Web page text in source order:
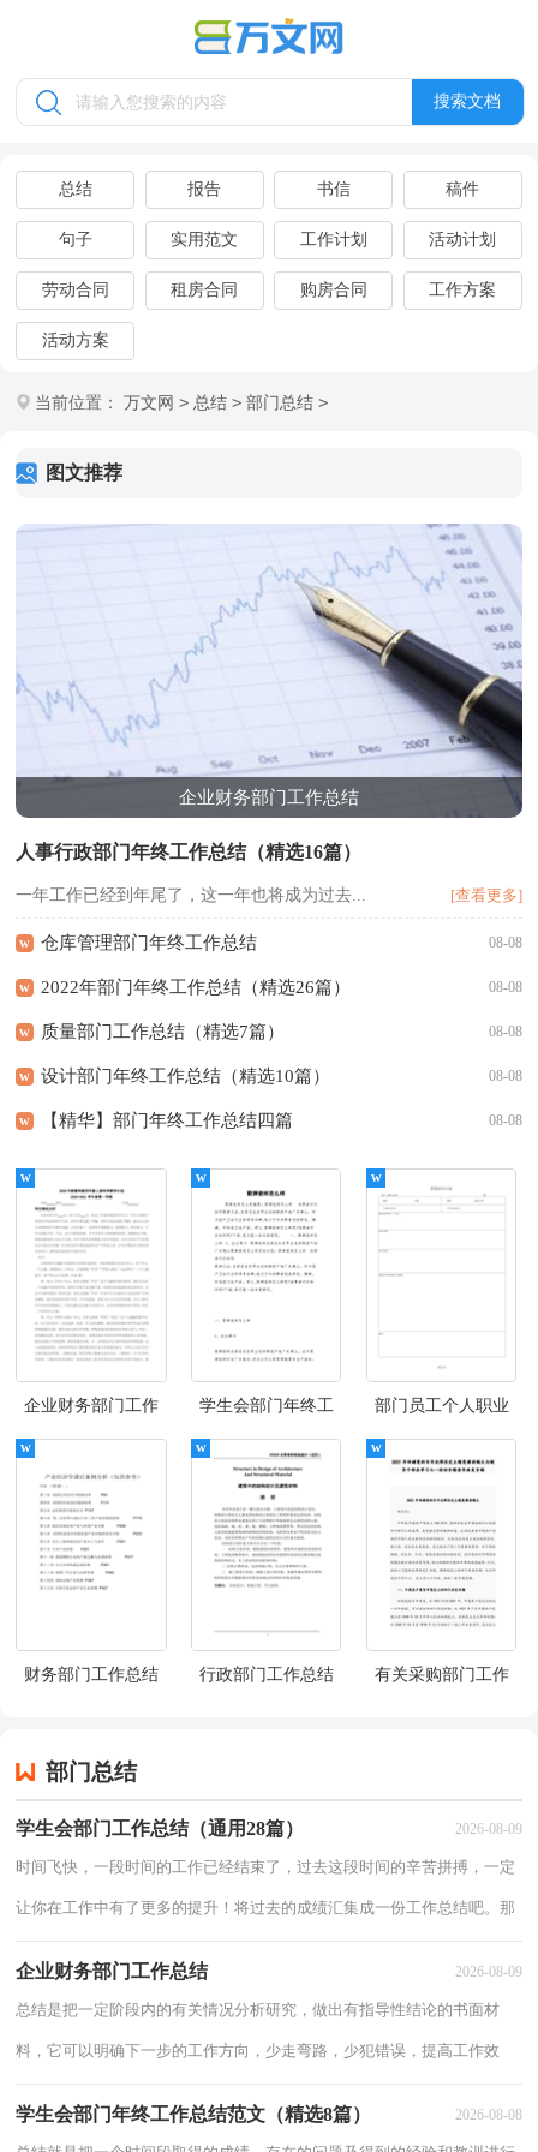
搜索文档
总结 报告 书信 稿件
句子 实用范文 工作计划 活动计划
劳动合同 租房合同 购房合同 工作方案
活动方案
当前位置： 万文网 > 总结 > 部门总结 >
图文推荐
企业财务部门工作总结
人事行政部门年终工作总结（精选16篇）
一年工作已经到年尾了，这一年也将成为过去... [查看更多]
w 仓库管理部门年终工作总结 08-08
w 2022年部门年终工作总结（精选26篇） 08-08
w 质量部门工作总结（精选7篇） 08-08
w 设计部门年终工作总结（精选10篇） 08-08
w 【精华】部门年终工作总结四篇 08-08
企业财务部门工作
总结
学生会部门年终工
作总结范文（精选8
篇）
部门员工个人职业
总结
财务部门工作总结
行政部门工作总结
有关采购部门工作
部门总结
学生会部门工作总结（通用28篇） 2026-08-09
时间飞快，一段时间的工作已经结束了，过去这段时间的辛苦拼搏，一定
让你在工作中有了更多的提升！将过去的成绩汇集成一份工作总结吧。那
企业财务部门工作总结 2026-08-09
总结是把一定阶段内的有关情况分析研究，做出有指导性结论的书面材
料，它可以明确下一步的工作方向，少走弯路，少犯错误，提高工作效
学生会部门年终工作总结范文（精选8篇） 2026-08-08